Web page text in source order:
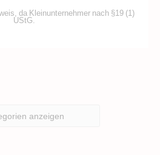
da Kleinunternehmer nach §19 (1)
UStG.
anzeigen